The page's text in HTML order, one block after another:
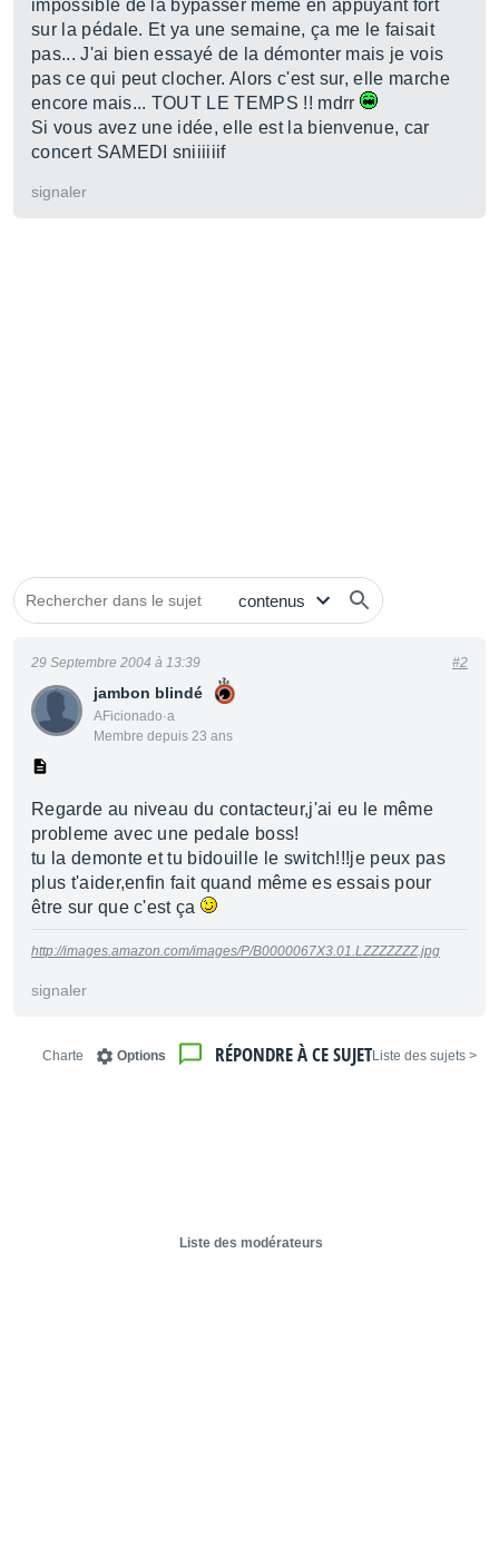
impossible de la bypasser meme en appuyant fort
sur la pédale. Et ya une semaine, ça me le faisait
pas... J'ai bien essayé de la démonter mais je vois
pas ce qui peut clocher. Alors c'est sur, elle marche
encore mais... TOUT LE TEMPS !! mdrr
Si vous avez une idée, elle est la bienvenue, car
concert SAMEDI sniiiiiif
signaler
jambon blindé
AFicionado·a
Membre depuis 23 ans
29 Septembre 2004 à 13:39 #2
Regarde au niveau du contacteur,j'ai eu le même
probleme avec une pedale boss!
tu la demonte et tu bidouille le switch!!!je peux pas
plus t'aider,enfin fait quand même es essais pour
être sur que c'est ça
http://images.amazon.com/images/P/B0000067X3.01.LZZZZZZZ.jpg
signaler
< Liste des sujets
RÉPONDRE À CE SUJET
Options
Charte
Liste des modérateurs